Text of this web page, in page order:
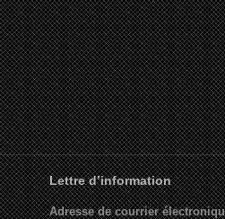
Lettre d’information
Adresse de courrier